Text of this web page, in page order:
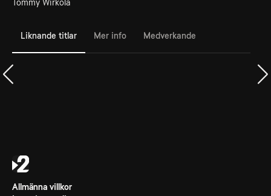
Tommy Wirkola
Liknande titlar Mer info Medverkande
Allmänna villkor